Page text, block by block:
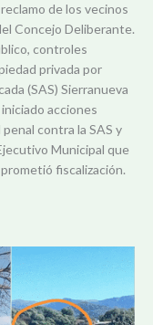
de los vecinos
Concejo Deliberante.
controles
privada por
(SAS) Sierranueva
acciones
contra la SAS y
Municipal que
fiscalización.